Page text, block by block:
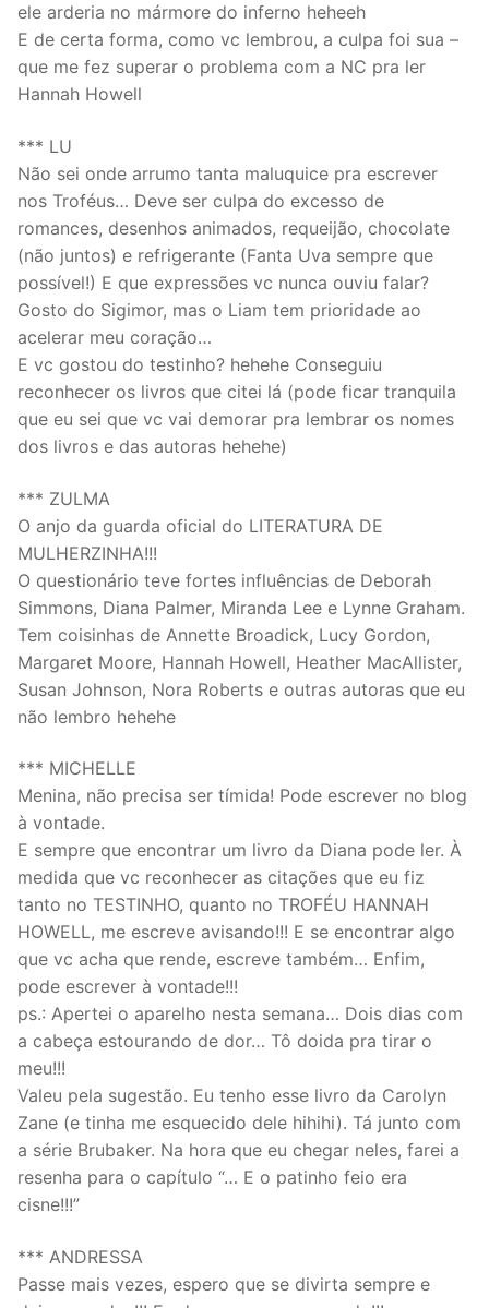
ele arderia no mármore do inferno heheeh
E de certa forma, como vc lembrou, a culpa foi sua –
que me fez superar o problema com a NC pra ler
Hannah Howell
*** LU
Não sei onde arrumo tanta maluquice pra escrever
nos Troféus… Deve ser culpa do excesso de
romances, desenhos animados, requeijão, chocolate
(não juntos) e refrigerante (Fanta Uva sempre que
possível!) E que expressões vc nunca ouviu falar?
Gosto do Sigimor, mas o Liam tem prioridade ao
acelerar meu coração…
E vc gostou do testinho? hehehe Conseguiu
reconhecer os livros que citei lá (pode ficar tranquila
que eu sei que vc vai demorar pra lembrar os nomes
dos livros e das autoras hehehe)
*** ZULMA
O anjo da guarda oficial do LITERATURA DE
MULHERZINHA!!!
O questionário teve fortes influências de Deborah
Simmons, Diana Palmer, Miranda Lee e Lynne Graham.
Tem coisinhas de Annette Broadick, Lucy Gordon,
Margaret Moore, Hannah Howell, Heather MacAllister,
Susan Johnson, Nora Roberts e outras autoras que eu
não lembro hehehe
*** MICHELLE
Menina, não precisa ser tímida! Pode escrever no blog
à vontade.
E sempre que encontrar um livro da Diana pode ler. À
medida que vc reconhecer as citações que eu fiz
tanto no TESTINHO, quanto no TROFÉU HANNAH
HOWELL, me escreve avisando!!! E se encontrar algo
que vc acha que rende, escreve também… Enfim,
pode escrever à vontade!!!
ps.: Apertei o aparelho nesta semana… Dois dias com
a cabeça estourando de dor… Tô doida pra tirar o
meu!!!
Valeu pela sugestão. Eu tenho esse livro da Carolyn
Zane (e tinha me esquecido dele hihihi). Tá junto com
a série Brubaker. Na hora que eu chegar neles, farei a
resenha para o capítulo “… E o patinho feio era
cisne!!!”
*** ANDRESSA
Passe mais vezes, espero que se divirta sempre e